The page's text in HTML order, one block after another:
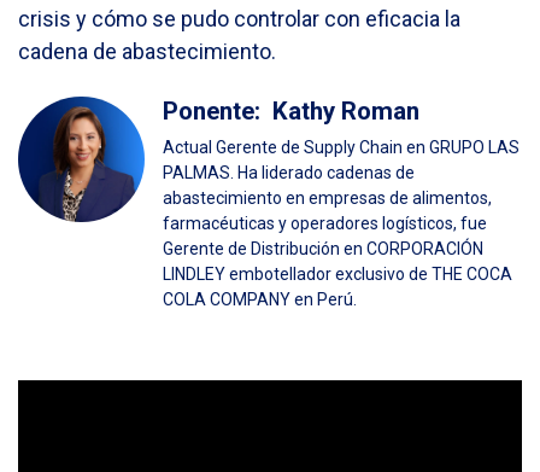
crisis y cómo se pudo controlar con eficacia la
cadena de abastecimiento.
Ponente: Kathy Roman
Actual Gerente de Supply Chain en GRUPO LAS
PALMAS. Ha liderado cadenas de
abastecimiento en empresas de alimentos,
farmacéuticas y operadores logísticos, fue
Gerente de Distribución en CORPORACIÓN
LINDLEY embotellador exclusivo de THE COCA
COLA COMPANY en Perú.